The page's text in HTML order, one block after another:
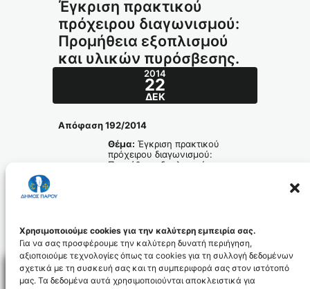
Χρησιμοποιούμε cookies για την καλύτερη εμπειρία σας.
Για να σας προσφέρουμε την καλύτερη δυνατή περιήγηση,
αξιοποιούμε τεχνολογίες όπως τα cookies για τη συλλογή δεδομένων
σχετικά με τη συσκευή σας και τη συμπεριφορά σας στον ιστότοπό
μας. Τα δεδομένα αυτά χρησιμοποιούνται αποκλειστικά για
Έγκριση πρακτικού
πρόχειρου διαγωνισμού:
Προμήθεια εξοπλισμού
και υλικών πυρόσβεσης.
2014
22
ΔΕΚ
Απόφαση 192/2014
Θέμα: Έγκριση πρακτικού
πρόχειρου διαγωνισμού:
Προμήθεια εξοπλισμού και
apofasi_192.2014_id3197